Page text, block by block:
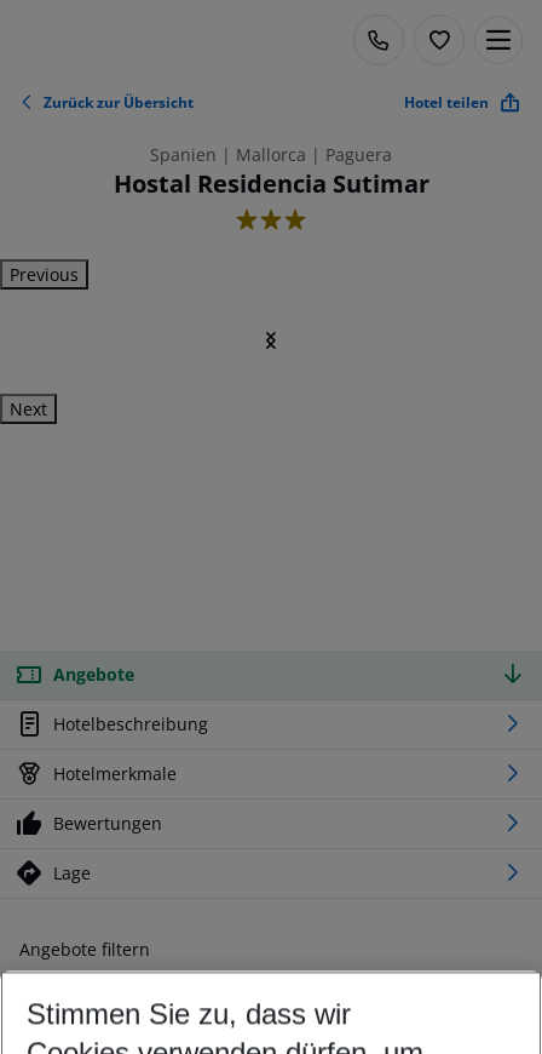
Zurück zur Übersicht Hotel teilen
Spanien | Mallorca | Paguera
Hostal Residencia Sutimar
3
Previous
Next
Angebote
Hotelbeschreibung
Hotelmerkmale
Bewertungen
Lage
Angebote filtern
Ändern Sie Ihre Kriterien nach Ihren Wünschen
Abflughafen wählen
Beliebiger Abflughafen
Stimmen Sie zu, dass wir